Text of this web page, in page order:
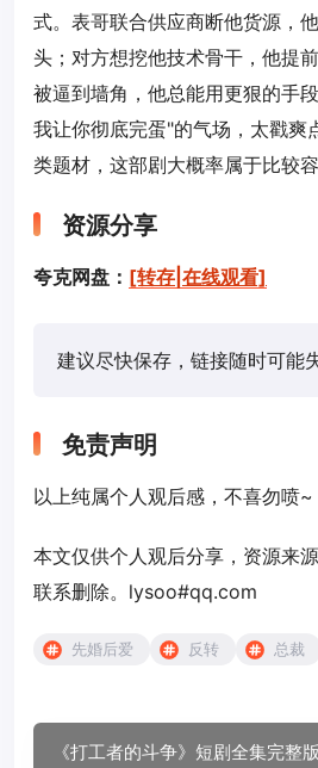
式。表哥联合供应商断他货源，
头；对方想挖他技术骨干，他提
被逼到墙角，他总能用更狠的手
我让你彻底完蛋"的气场，太戳爽
类题材，这部剧大概率属于比较
资源分享
夸克网盘： [转存|在线观看]
建议尽快保存，链接随时可能
免责声明
以上纯属个人观后感，不喜勿喷~
本文仅供个人观后分享，资源来
联系删除。lysoo#qq.com
先婚后爱 反转 总裁
《打工者的斗争》短剧全集完整